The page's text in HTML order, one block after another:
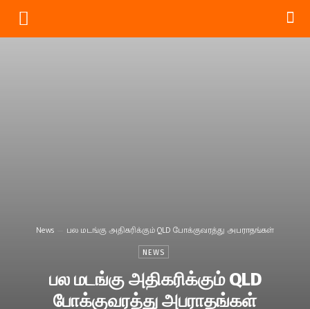
News பல மடங்கு அதிகரிக்கும் QLD போக்குவரத்து அபராதங்கள்
NEWS
பல மடங்கு அதிகரிக்கும் QLD
போக்குவரத்து அபராதங்கள்